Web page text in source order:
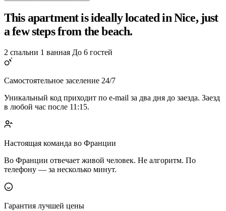
This apartment is ideally located in Nice, just
a few steps from the beach.
2 спальни 1 ванная До 6 гостей
Самостоятельное заселение 24/7
Уникальный код приходит по e-mail за два дня до заезда. Заезд
в любой час после 11:15.
Настоящая команда во Франции
Во Франции отвечает живой человек. Не алгоритм. По
телефону — за несколько минут.
Гарантия лучшей цены